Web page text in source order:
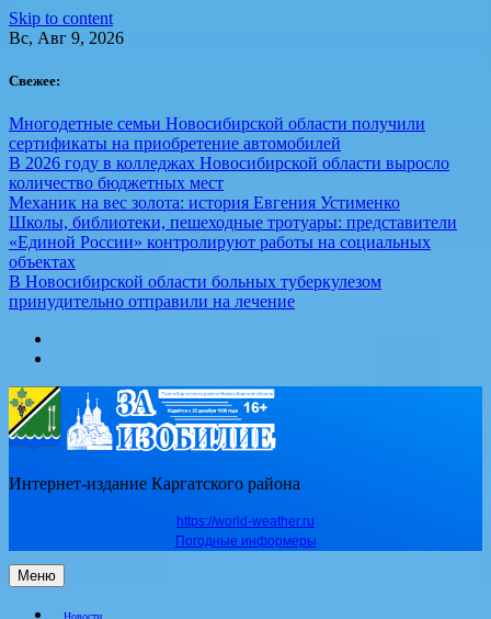
Skip to content
Вс, Авг 9, 2026
Свежее:
Многодетные семьи Новосибирской области получили
сертификаты на приобретение автомобилей
В 2026 году в колледжах Новосибирской области выросло
количество бюджетных мест
Механик на вес золота: история Евгения Устименко
Школы, библиотеки, пешеходные тротуары: представители
«Единой России» контролируют работы на социальных
объектах
В Новосибирской области больных туберкулезом
принудительно отправили на лечение
Интернет-издание Каргатского района
https://world-weather.ru
Погодные информеры
Меню